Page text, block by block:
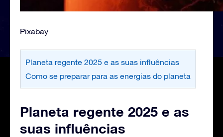
Pixabay
Planeta regente 2025 e as suas influências
Como se preparar para as energias do planeta
Planeta regente 2025 e as
suas influências